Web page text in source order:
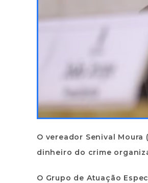
O vereador Senival
dinheiro do crime
O Grupo de Atuação